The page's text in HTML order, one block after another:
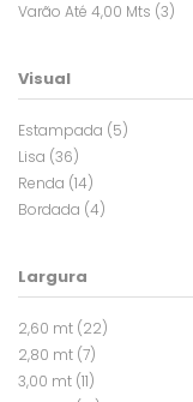
Varão Até 4,00 Mts (3)
Visual
Estampada (5)
Lisa (36)
Renda (14)
Bordada (4)
Largura
2,60 mt (22)
2,80 mt (7)
3,00 mt (11)